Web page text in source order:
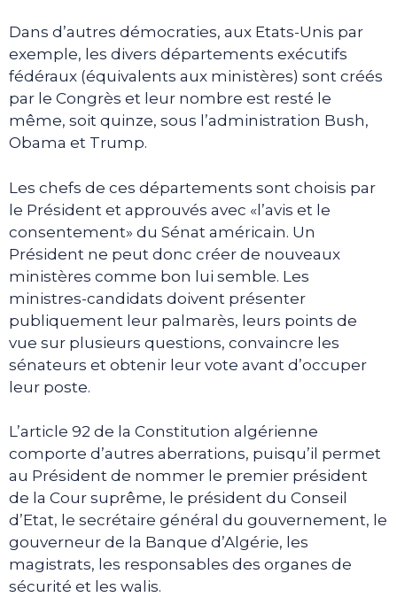
Dans d’autres démocraties, aux Etats-Unis par
exemple, les divers départements exécutifs
fédéraux (équivalents aux ministères) sont créés
par le Congrès et leur nombre est resté le
même, soit quinze, sous l’administration Bush,
Obama et Trump.
Les chefs de ces départements sont choisis par
le Président et approuvés avec «l’avis et le
consentement» du Sénat américain. Un
Président ne peut donc créer de nouveaux
ministères comme bon lui semble. Les
ministres-candidats doivent présenter
publiquement leur palmarès, leurs points de
vue sur plusieurs questions, convaincre les
sénateurs et obtenir leur vote avant d’occuper
leur poste.
L’article 92 de la Constitution algérienne
comporte d’autres aberrations, puisqu’il permet
au Président de nommer le premier président
de la Cour suprême, le président du Conseil
d’Etat, le secrétaire général du gouvernement, le
gouverneur de la Banque d’Algérie, les
magistrats, les responsables des organes de
sécurité et les walis.